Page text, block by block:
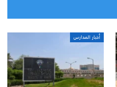
أخبار المدارس